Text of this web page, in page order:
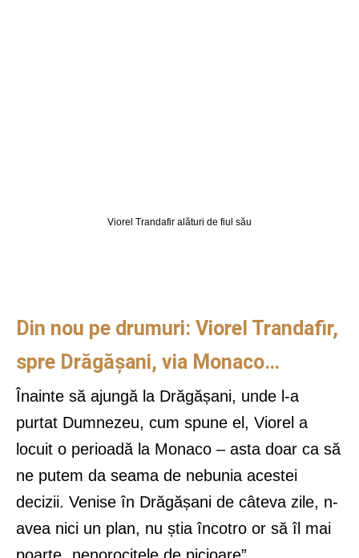
Viorel Trandafir alături de fiul său
Din nou pe drumuri: Viorel Trandafir,
spre Drăgășani, via Monaco…
Înainte să ajungă la Drăgășani, unde l-a
purtat Dumnezeu, cum spune el, Viorel a
locuit o perioadă la Monaco – asta doar ca să
ne putem da seama de nebunia acestei
decizii. Venise în Drăgășani de câteva zile, n-
avea nici un plan, nu știa încotro or să îl mai